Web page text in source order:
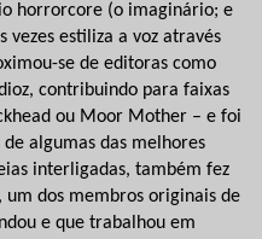
horrorcore (o imaginário; e
estiliza a voz através
se de editoras como
contribuindo para faixas
ou Moor Mother – e foi
algumas das melhores
interligadas, também fez
um dos membros originais de
e que trabalhou em